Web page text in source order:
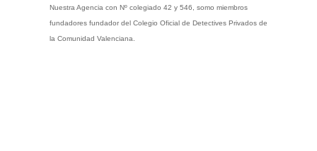
Nuestra Agencia con Nº colegiado 42 y 546, somo miembros
fundadores fundador del Colegio Oficial de Detectives Privados de
la Comunidad Valenciana.